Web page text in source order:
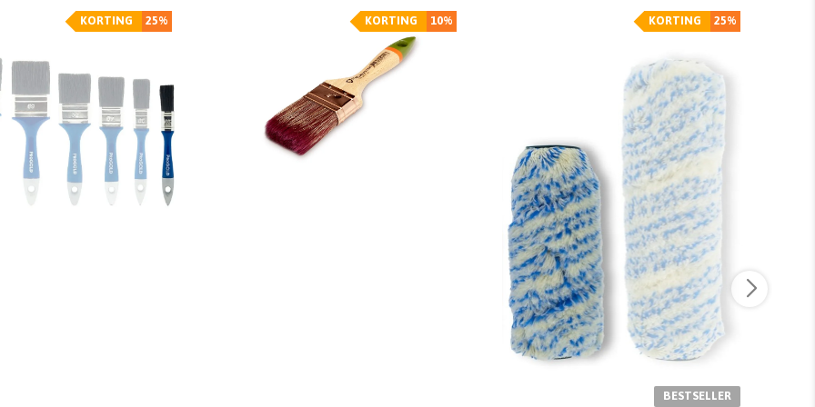
25%
KORTING 10%
KORTING 25%
KORTING
BESTSELLER